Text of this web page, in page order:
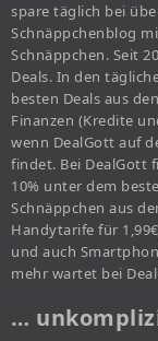
spare täglich bei
Schnäppchenblog
Schnäppchen. Seit
Deals. In den
besten Deals aus
Finanzen (Kredite
wenn DealGott auf
findet. Bei DealGott
10% unter dem
Schnäppchen aus
Handytarife für
und auch
mehr wartet bei
…